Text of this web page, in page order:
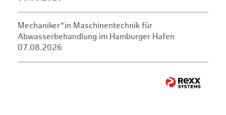
Mechaniker*in Maschinentechnik für
Abwasserbehandlung im Hamburger Hafen
07.08.2026